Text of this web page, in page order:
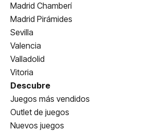
Madrid Chamberí
Madrid Pirámides
Sevilla
Valencia
Valladolid
Vitoria
Descubre
Juegos más vendidos
Outlet de juegos
Nuevos juegos